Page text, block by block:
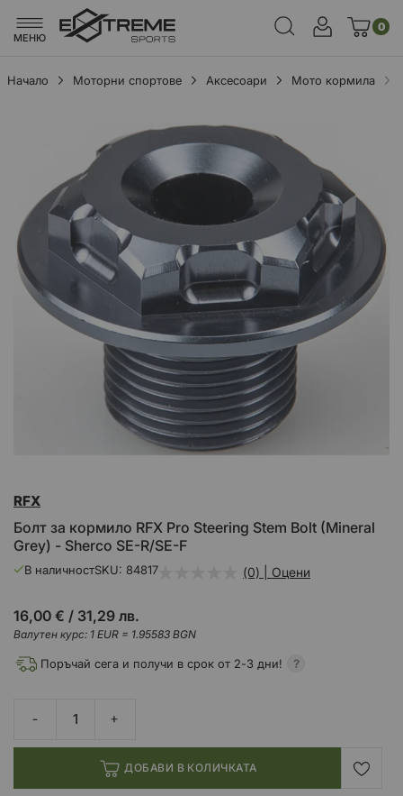
МЕНЮ
0
Начало Моторни спортове Аксесоари Мото кормила
изображенията
към
на
галерия
със
Болт за кормило RFX Pro Steering Stem Bolt (Mineral
Grey) - Sherco SE-R/SE-F
RFX
В наличностSKU 84817 (0) | Оцени
16,00 € / 31,29 лв.
Валутен курс: 1 EUR = 1.95583 BGN
Поръчай сега и получи в срок от 2-3 дни!
ДОБАВИ В КОЛИЧКАТА